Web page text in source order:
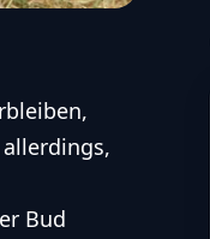
Bud